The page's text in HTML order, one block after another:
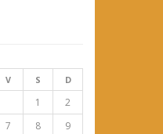
V S D
1
2
7 8
9